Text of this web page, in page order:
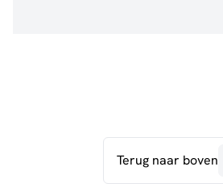
Terug naar boven